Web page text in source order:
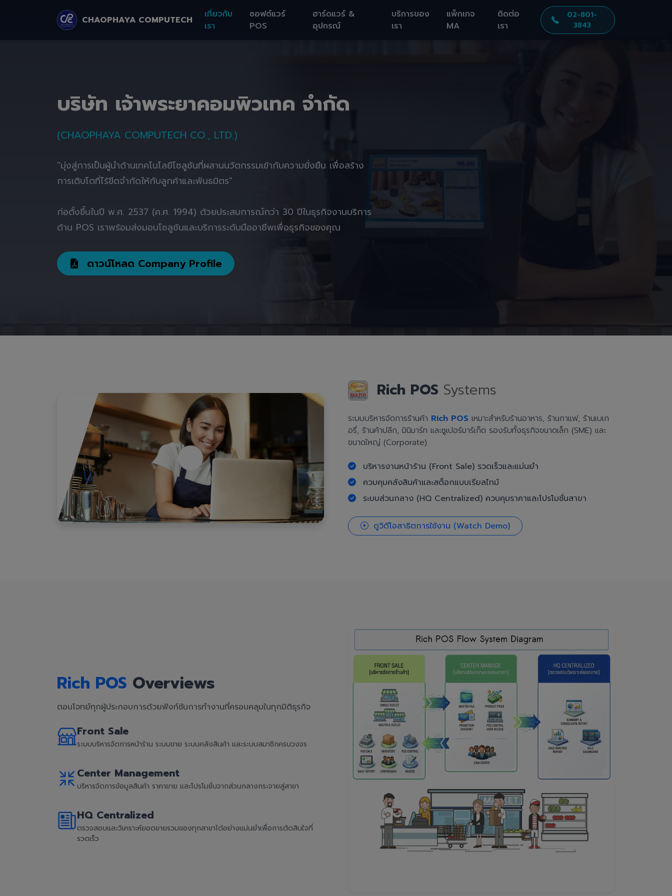
CHAOPHAYA COMPUTECH
เกี่ยวกับ
เรา
ซอฟต์แวร์
POS
ฮาร์ดแวร์ &
อุปกรณ์
บริการของ
เรา
แพ็กเกจ
MA
ติดต่อ
เรา
02-801-
3843
บริษัท เจ้าพระยาคอมพิวเทค จำกัด
(CHAOPHAYA COMPUTECH CO., LTD.)
"มุ่งสู่การเป็นผู้นำด้านเทคโนโลยีโซลูชันที่ผสานนวัตกรรมเข้ากับความยั่งยืน เพื่อสร้าง
การเติบโตที่ไร้ขีดจำกัดให้กับลูกค้าและพันธมิตร"
ก่อตั้งขึ้นในปี พ.ศ. 2537 (ค.ศ. 1994) ด้วยประสบการณ์กว่า 30 ปีในธุรกิจงานบริการ
ด้าน POS เราพร้อมส่งมอบโซลูชันและบริการระดับมืออาชีพเพื่อธุรกิจของคุณ
ดาวน์โหลด Company Profile
Rich POS Systems
ระบบบริหารจัดการร้านค้า Rich POS เหมาะสำหรับร้านอาหาร, ร้านกาแฟ, ร้านเบเก
อรี่, ร้านค้าปลีก, มินิมาร์ท และซูเปอร์มาร์เก็ต รองรับทั้งธุรกิจขนาดเล็ก (SME) และ
ขนาดใหญ่ (Corporate)
บริหารงานหน้าร้าน (Front Sale) รวดเร็วและแม่นยำ
ควบคุมคลังสินค้าและสต็อกแบบเรียลไทม์
ระบบส่วนกลาง (HQ Centralized) ควบคุมราคาและโปรโมชั่นสาขา
ดูวิดีโอสาธิตการใช้งาน (Watch Demo)
Rich POS Overviews
ตอบโจทย์ทุกผู้ประกอบการด้วยฟังก์ชันการทำงานที่ครอบคลุมในทุกมิติธุรกิจ
Front Sale
ระบบบริหารจัดการหน้าร้าน ระบบขาย ระบบคลังสินค้า และระบบสมาชิกครบวงจร
Center Management
บริหารจัดการข้อมูลสินค้า ราคาขาย และโปรโมชั่นจากส่วนกลางกระจายสู่สาขา
HQ Centralized
ตรวจสอบและวิเคราะห์ยอดขายรวมของทุกสาขาได้อย่างแม่นยำเพื่อการตัดสินใจที่
รวดเร็ว